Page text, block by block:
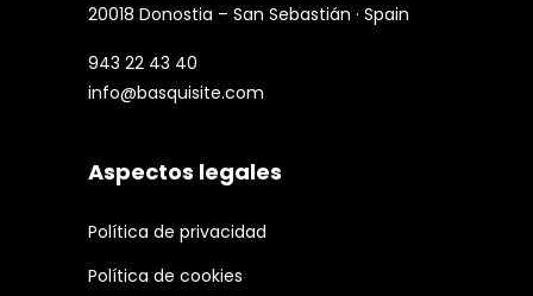
20018 Donostia – San Sebastián · Spain
943 22 43 40
info@basquisite.com
Aspectos legales
Política de privacidad
Política de cookies